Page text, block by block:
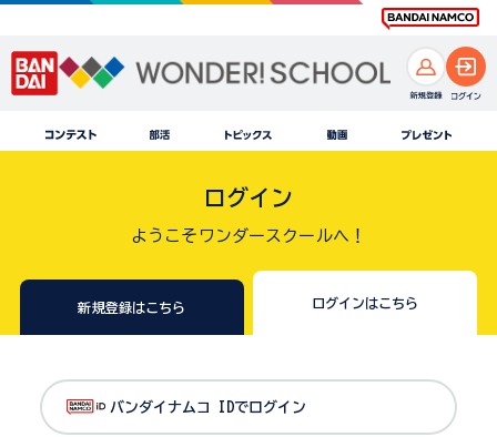
ログイン
ようこそワンダースクールへ！
新規登録はこちら ログインはこちら
バンダイナムコ IDでログイン